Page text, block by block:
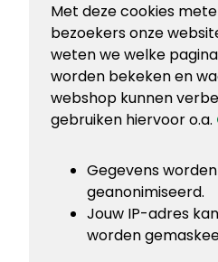
Met deze cookies
bezoekers onze
weten we welke
worden bekeken en
webshop kunnen
gebruiken hiervoor o.a.
Gegevens
geanonimiseerd.
Jouw IP-adres
worden